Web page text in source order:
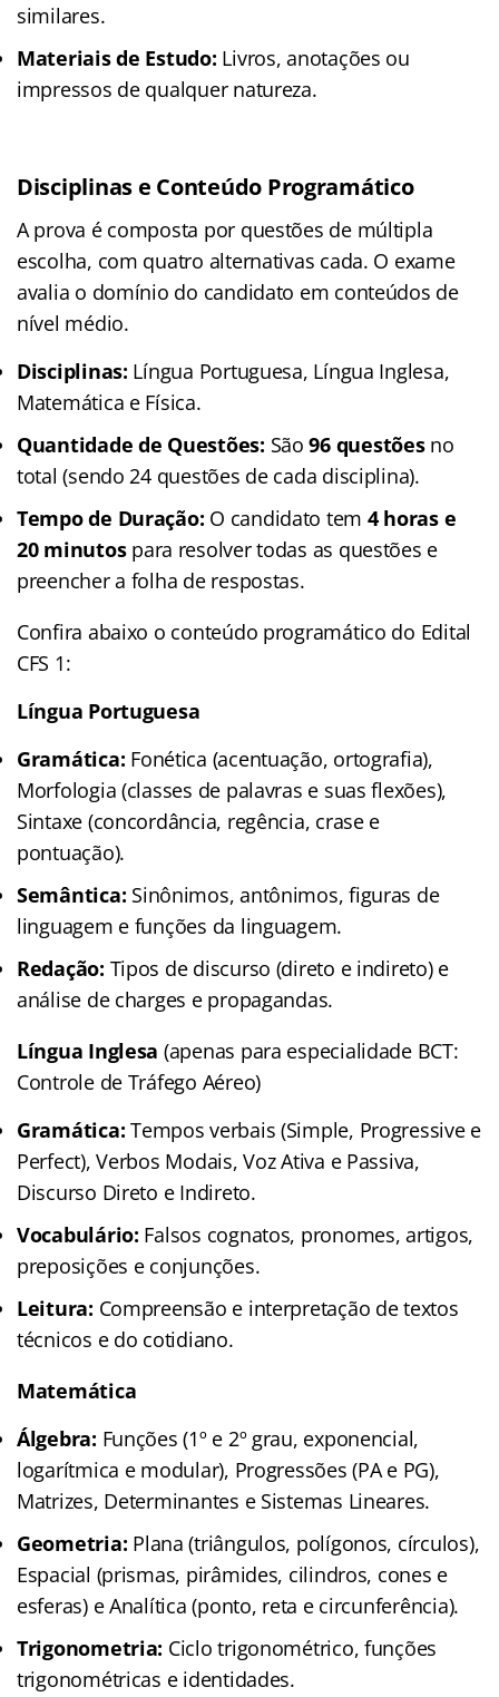
similares.
Materiais de Estudo: Livros, anotações ou
impressos de qualquer natureza.
Disciplinas e Conteúdo Programático
A prova é composta por questões de múltipla
escolha, com quatro alternativas cada. O exame
avalia o domínio do candidato em conteúdos de
nível médio.
Disciplinas: Língua Portuguesa, Língua Inglesa,
Matemática e Física.
Quantidade de Questões: São96 questõesno
total (sendo 24 questões de cada disciplina).
Tempo de Duração: O candidato tem 4 horas e
20 minutospara resolver todas as questões e
preencher a folha de respostas.
Confira abaixo o conteúdo programático do Edital
CFS 1:
Língua Portuguesa
Gramática: Fonética (acentuação, ortografia),
Morfologia (classes de palavras e suas flexões),
Sintaxe (concordância, regência, crase e
pontuação).
Semântica: Sinônimos, antônimos, figuras de
linguagem e funções da linguagem.
Redação: Tipos de discurso (direto e indireto) e
análise de charges e propagandas.
Língua Inglesa (apenas para especialidade BCT:
Controle de Tráfego Aéreo)
Gramática: Tempos verbais (Simple, Progressive e
Perfect), Verbos Modais, Voz Ativa e Passiva,
Discurso Direto e Indireto.
Vocabulário: Falsos cognatos, pronomes, artigos,
preposições e conjunções.
Leitura: Compreensão e interpretação de textos
técnicos e do cotidiano.
Matemática
Álgebra: Funções (1º e 2º grau, exponencial,
logarítmica e modular), Progressões (PA e PG),
Matrizes, Determinantes e Sistemas Lineares.
Geometria: Plana (triângulos, polígonos, círculos),
Espacial (prismas, pirâmides, cilindros, cones e
esferas) e Analítica (ponto, reta e circunferência).
Trigonometria: Ciclo trigonométrico, funções
trigonométricas e identidades.